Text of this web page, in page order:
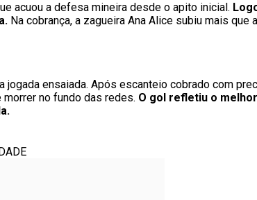
acuou a defesa mineira desde o apito inicial.
Na cobrança, a zagueira Ana Alice subiu mais que
ensaiada. Após escanteio cobrado com
no fundo das redes. O gol refletiu o